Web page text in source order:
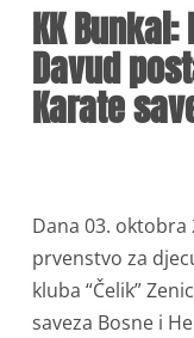
KK
Davud
Karate
Dana 03.
prvenstvo za
kluba “Čelik”
saveza Bosne i